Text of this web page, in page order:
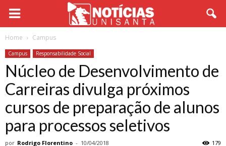
Home Campus
Campus Responsabilidade Social
Núcleo de Desenvolvimento de
Carreiras divulga próximos
cursos de preparação de alunos
para processos seletivos
por Rodrigo Florentino - 10/04/2018 179